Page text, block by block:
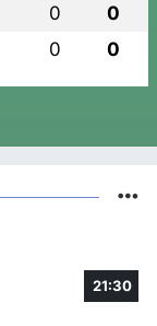
0 0
0 0
21:30